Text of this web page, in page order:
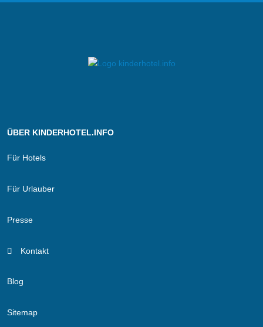
ÜBER KINDERHOTEL.INFO
Für Hotels
Für Urlauber
Presse
Kontakt
Blog
Sitemap